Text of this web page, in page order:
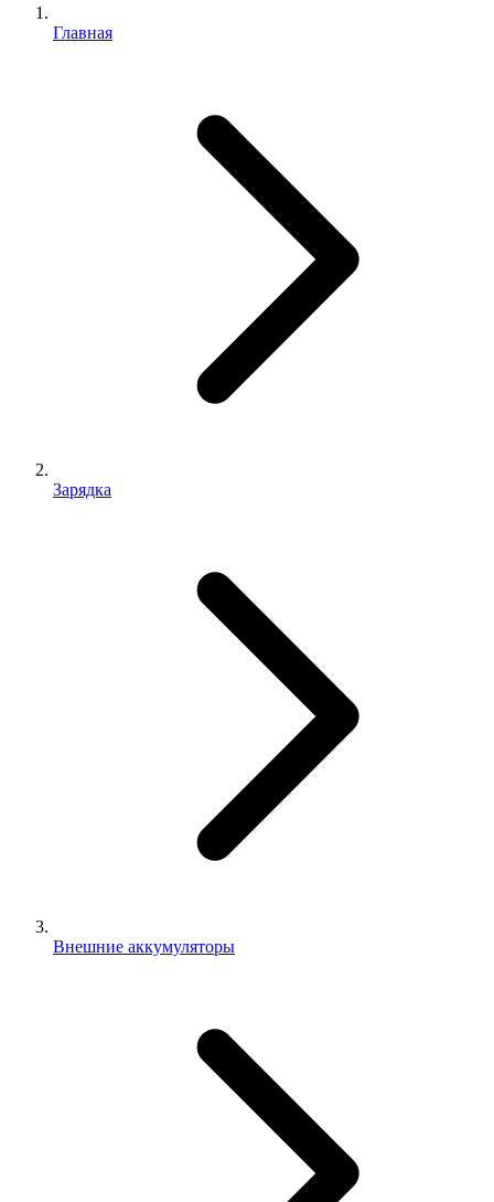
Главная
Зарядка
Внешние аккумуляторы